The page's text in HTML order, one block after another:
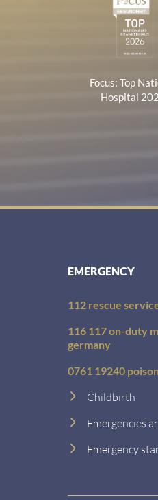
Focus: Top
Hospital
EMERGENCY
112 rescue
116 117 on-duty
germany
0761 19240
Childbirth
Emergencies
Emergency